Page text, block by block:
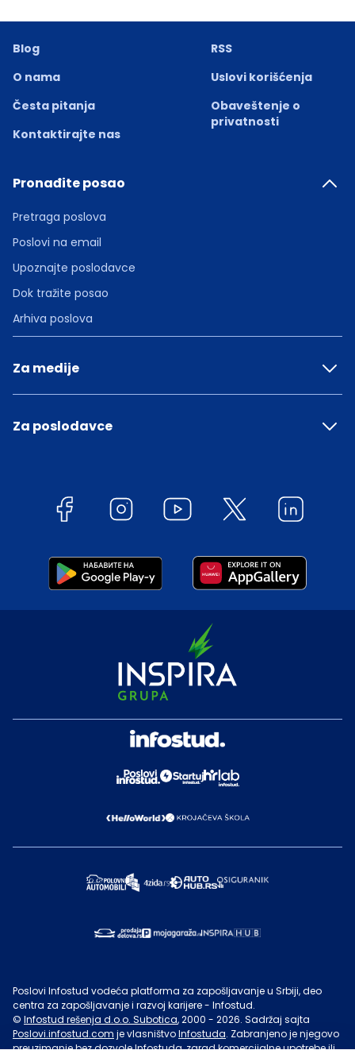
Blog
O nama
Česta pitanja
Kontaktirajte nas
RSS
Uslovi korišćenja
Obaveštenje o
privatnosti
Pronađite posao
Pretraga poslova
Poslovi na email
Upoznajte poslodavce
Dok tražite posao
Arhiva poslova
Za medije
Za poslodavce
Poslovi Infostud vodeća platforma za zapošljavanje u Srbiji, deo
centra za zapošljavanje i razvoj karijere - Infostud.
© Infostud rešenja d.o.o. Subotica, 2000 - 2026. Sadržaj sajta
Poslovi.infostud.com je vlasništvoInfostuda. Zabranjeno je njegovo